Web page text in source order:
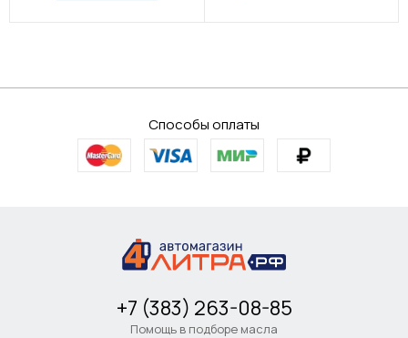
Способы оплаты
+7 (383) 263-08-85
Помощь в подборе масла